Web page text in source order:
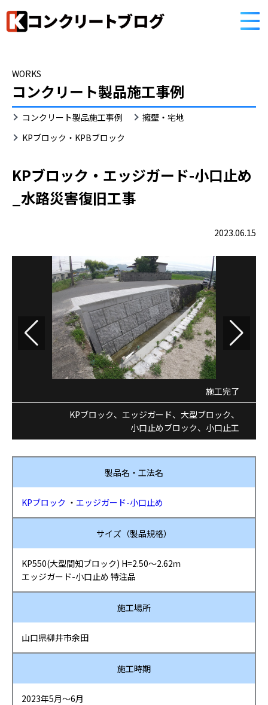
WORKS
コンクリート製品施工事例
KP
ブ
ロ
KPB
コンクリート製品施工事例
擁壁・宅地
KPブロック・KPBブロック
KPブロック・エッジガード-小口止め
_水路災害復旧工事
2023.06.15
施工完了
KPブロック、 エッジガード、 大型ブロック、
小口止めブロック、 小口止工
製品名・工法名
KPブロック ・ エッジガード-小口止め
サイズ（製品規格）
KP550(大型間知ブロック) H=2.50～2.62ｍ
エッジガード-小口止め 特注品
施工場所
山口県柳井市余田
施工時期
2023年5月～6月